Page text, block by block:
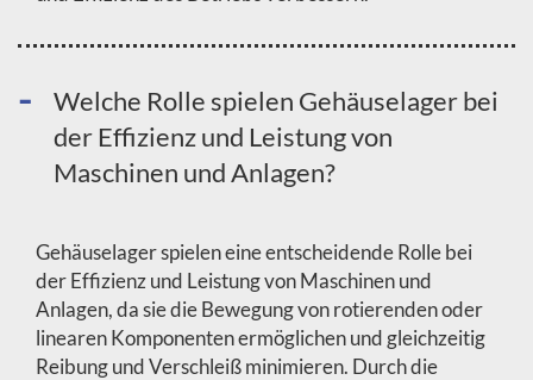
Welche Rolle spielen Gehäuselager bei
der Effizienz und Leistung von
Maschinen und Anlagen?
Gehäuselager spielen eine entscheidende Rolle bei
der Effizienz und Leistung von Maschinen und
Anlagen, da sie die Bewegung von rotierenden oder
linearen Komponenten ermöglichen und gleichzeitig
Reibung und Verschleiß minimieren. Durch die